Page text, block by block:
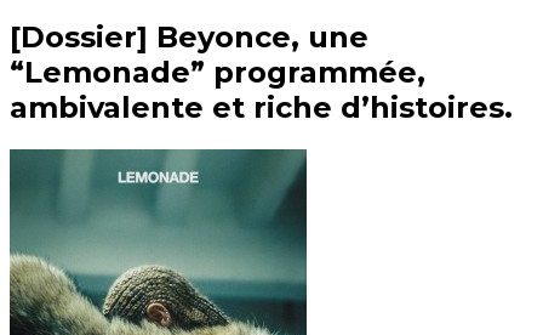
[Dossier] Beyonce, une
“Lemonade” programmée,
ambivalente et riche d’histoires.